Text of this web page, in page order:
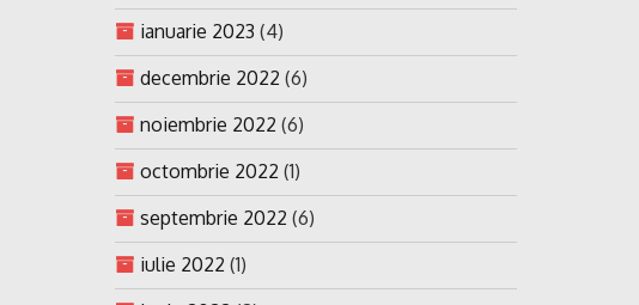
ianuarie 2023 (4)
decembrie 2022 (6)
noiembrie 2022 (6)
octombrie 2022 (1)
septembrie 2022 (6)
iulie 2022 (1)